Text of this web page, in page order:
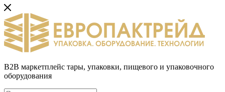
B2B маркетплейс тары, упаковки, пищевого и упаковочного
оборудования